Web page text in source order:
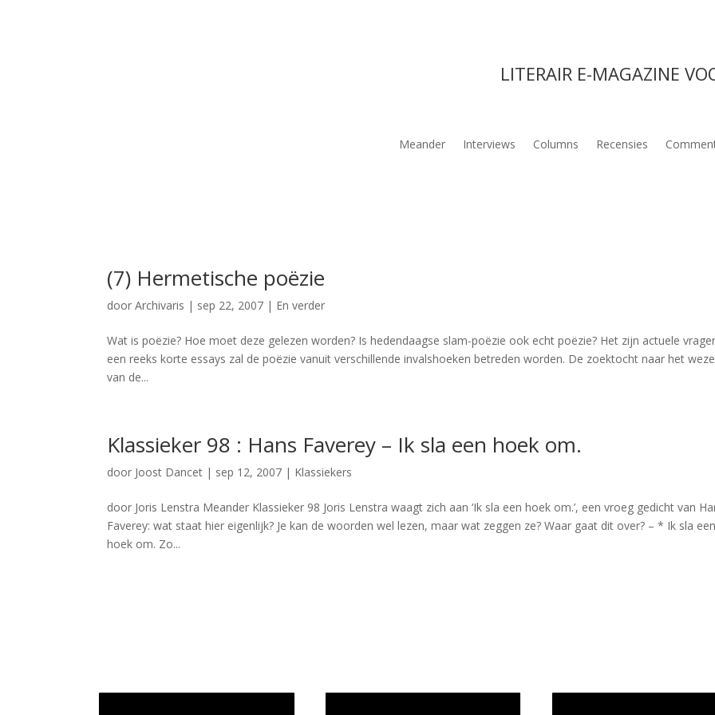
LITERAIR E-MAGAZINE
Meander Interviews Columns Recensies
(7) Hermetische poëzie
doorArchivaris | sep 22, 2007 | En verder
Wat is poëzie? Hoe moet deze gelezen worden? Is hedendaagse slam-poëzie ook echt poëzie? Het zijn actuele
een reeks korte essays zal de poëzie vanuit verschillende invalshoeken betreden worden. De zoektocht naar het
van de...
Klassieker 98 : Hans Faverey – Ik sla een hoek om.
door Joost Dancet | sep 12, 2007 | Klassiekers
door Joris Lenstra Meander Klassieker 98 Joris Lenstra waagt zich aan ‘Ik sla een hoek om.’, een vroeg gedicht van
Faverey: wat staat hier eigenlijk? Je kan de woorden wel lezen, maar wat zeggen ze? Waar gaat dit over? – * Ik sla een
hoek om. Zo...